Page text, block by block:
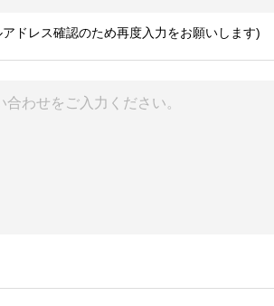
アドレス確認のため再度入力をお願いします)